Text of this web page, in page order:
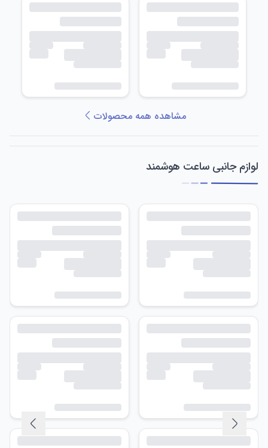
مشاهده همه محصولات
لوازم جانبی ساعت هوشمند